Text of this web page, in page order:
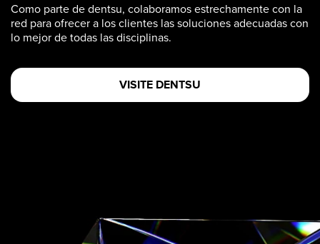
Como parte de dentsu, colaboramos estrechamente con la
red para ofrecer a los clientes las soluciones adecuadas con
lo mejor de todas las disciplinas.
VISITE DENTSU